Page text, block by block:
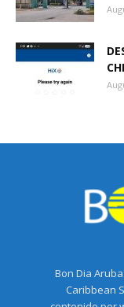
Bon Dia
Caribbean